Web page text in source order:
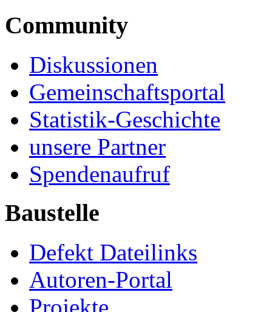
Community
Diskussionen
Gemeinschaftsportal
Statistik-Geschichte
unsere Partner
Spendenaufruf
Baustelle
Defekt Dateilinks
Autoren-Portal